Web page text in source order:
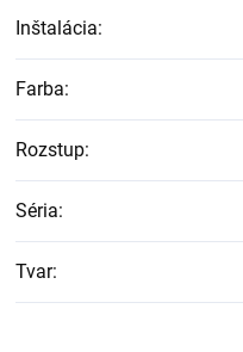
Inštalácia:
Farba:
Rozstup:
Séria:
Tvar: